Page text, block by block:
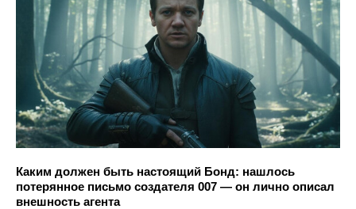
Каким должен быть настоящий Бонд: нашлось
потерянное письмо создателя 007 — он лично описал
внешность агента